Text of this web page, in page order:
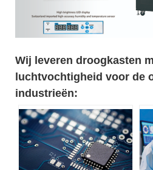
Wij leveren droogkasten
luchtvochtigheid voor de
industrieën: